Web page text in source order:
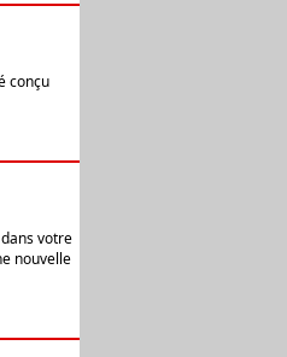
conçu
votre
nouvelle